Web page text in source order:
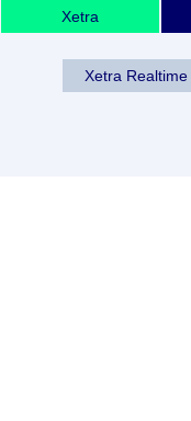
Xetra
Xetra Realtime